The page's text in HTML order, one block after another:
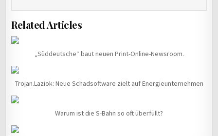
Related Articles
„Süddeutsche“ baut neuen Print-Online-Newsroom.
Trojan.Laziok: Neue Schadsoftware zielt auf Energieunternehmen
Warum ist die S-Bahn so oft überfüllt?